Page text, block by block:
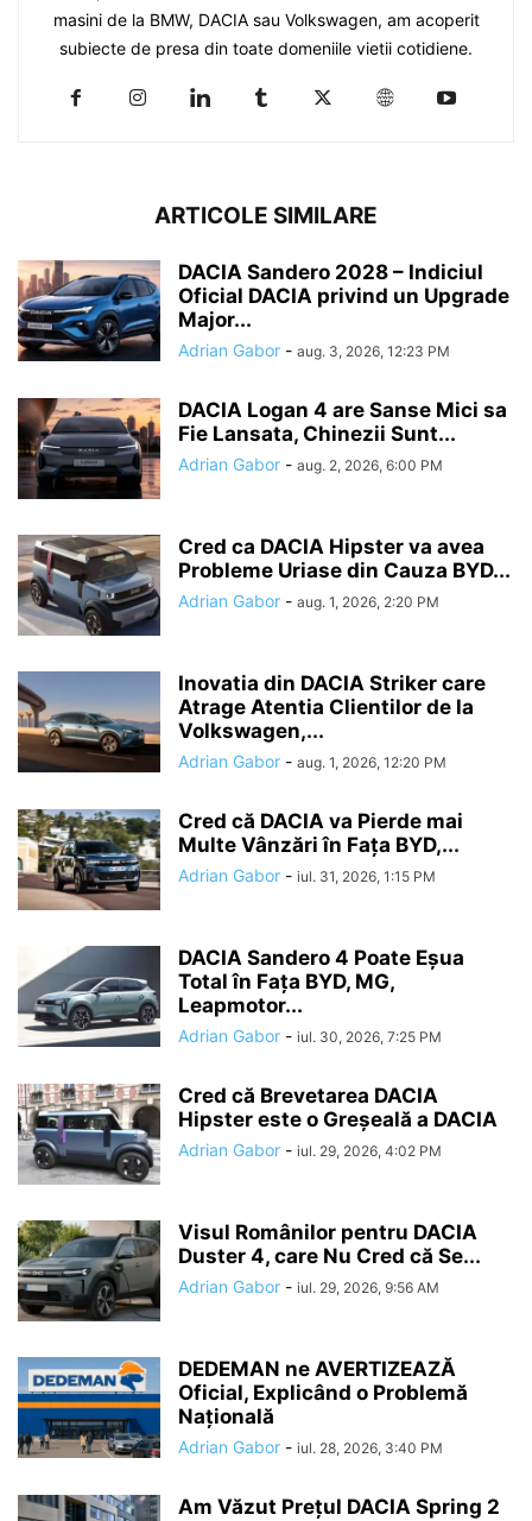
masini de la BMW, DACIA sau Volkswagen, am acoperit
subiecte de presa din toate domeniile vietii cotidiene.
ARTICOLE SIMILARE
DACIA Sandero 2028 – Indiciul
Oficial DACIA privind un Upgrade
Major...
Adrian Gabor - aug. 3, 2026, 12:23 PM
DACIA Logan 4 are Sanse Mici sa
Fie Lansata, Chinezii Sunt...
Adrian Gabor - aug. 2, 2026, 6:00 PM
Cred ca DACIA Hipster va avea
Probleme Uriase din Cauza BYD...
Adrian Gabor - aug. 1, 2026, 2:20 PM
Inovatia din DACIA Striker care
Atrage Atentia Clientilor de la
Volkswagen,...
Adrian Gabor - aug. 1, 2026, 12:20 PM
Cred că DACIA va Pierde mai
Multe Vânzări în Fața BYD,...
Adrian Gabor - iul. 31, 2026, 1:15 PM
DACIA Sandero 4 Poate Eșua
Total în Fața BYD, MG,
Leapmotor...
Adrian Gabor - iul. 30, 2026, 7:25 PM
Cred că Brevetarea DACIA
Hipster este o Greșeală a DACIA
Adrian Gabor - iul. 29, 2026, 4:02 PM
Visul Românilor pentru DACIA
Duster 4, care Nu Cred că Se...
Adrian Gabor - iul. 29, 2026, 9:56 AM
DEDEMAN ne AVERTIZEAZĂ
Oficial, Explicând o Problemă
Națională
Adrian Gabor - iul. 28, 2026, 3:40 PM
Am Văzut Prețul DACIA Spring 2